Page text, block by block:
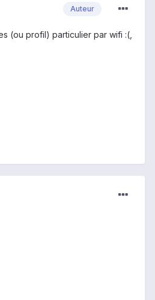
Auteur
(ou profil) particulier par wifi :(,